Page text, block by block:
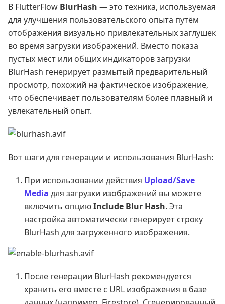
В FlutterFlow BlurHash — это техника, используемая
для улучшения пользовательского опыта путём
отображения визуально привлекательных заглушек
во время загрузки изображений. Вместо показа
пустых мест или общих индикаторов загрузки
BlurHash генерирует размытый предварительный
просмотр, похожий на фактическое изображение,
что обеспечивает пользователям более плавный и
увлекательный опыт.
Вот шаги для генерации и использования BlurHash:
При использовании действия Upload/Save
Media для загрузки изображений вы можете
включить опциюInclude Blur Hash. Эта
настройка автоматически генерирует строку
BlurHash для загруженного изображения.
После генерации BlurHash рекомендуется
хранить его вместе с URL изображения в базе